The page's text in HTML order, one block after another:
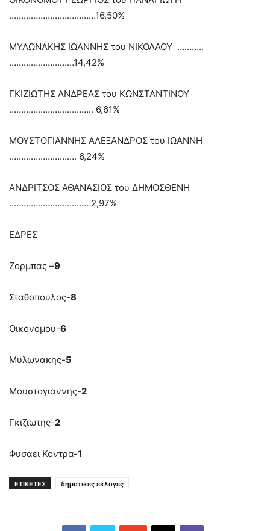
………………………………16,50%
ΜΥΛΩΝΑΚΗΣ ΙΩΑΝΝΗΣ του ΝΙΚΟΛΑΟΥ ………..
………………………14,42%
ΓΚΙΖΙΩΤΗΣ ΑΝΔΡΕΑΣ του ΚΩΝΣΤΑΝΤΙΝΟΥ
…………………………….. 6,61%
ΜΟΥΣΤΟΓΙΑΝΝΗΣ ΑΛΕΞΑΝΔΡΟΣ του ΙΩΑΝΝΗ
………………………. 6,24%
ANΔΡΙΤΣΟΣ ΑΘΑΝΑΣΙΟΣ του ΔΗΜΟΣΘΕΝΗ
……………………….……2,97%
ΕΔΡΕΣ
Ζορμπας –9
Σταθοπουλος-8
Οικονομου-6
Μυλωνακης-5
Μουστογιαννης-2
Γκιζιωτης-2
Φυσαει Κοντρα-1
ΕΤΙΚΕΤΕΣ δημοτικες εκλογες